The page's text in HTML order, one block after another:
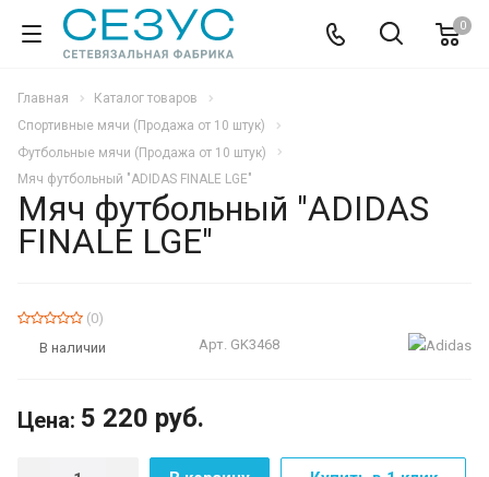
0
Главная
Каталог товаров
Спортивные мячи (Продажа от 10 штук)
Футбольные мячи (Продажа от 10 штук)
Мяч футбольный "ADIDAS FINALE LGE"
Мяч футбольный "ADIDAS
FINALE LGE"
(0)
В наличии
Арт. GK3468
Цена: 5 220 руб.